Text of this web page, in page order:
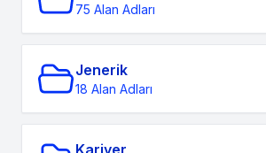
75 Alan Adları
Jenerik
18 Alan Adları
Kariyer